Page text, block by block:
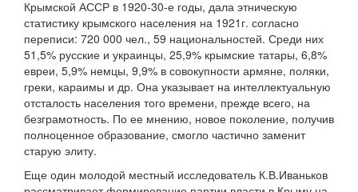
Крымской АССР в 1920-30-е годы, дала этническую
статистику крымского населения на 1921г. согласно
переписи: 720 000 чел., 59 национальностей. Среди них
51,5% русские и украинцы, 25,9% крымские татары, 6,8%
евреи, 5,9% немцы, 9,9% в совокупности армяне, поляки,
греки, караимы и др. Она указывает на интеллектуальную
отсталость населения того времени, прежде всего, на
безграмотность. По ее мнению, новое поколение, получив
полноценное образование, смогло частично заменит
старую элиту.
Еще один молодой местный исследователь К.В.Иваньков